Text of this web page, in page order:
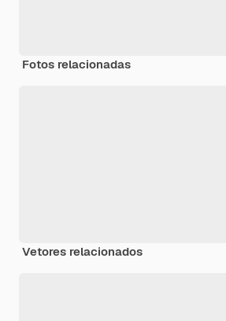
Fotos relacionadas
Vetores relacionados